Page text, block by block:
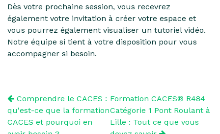
Dès votre prochaine session, vous recevrez
également votre invitation à créer votre espace et
vous pourrez également visualiser un tutoriel vidéo.
Notre équipe si tient à votre disposition pour vous
accompagner si besoin.
Comprendre le CACES :
qu'est-ce que la formation
CACES et pourquoi en
Formation CACES® R484
Catégorie 1 Pont Roulant à
Lille : Tout ce que vous